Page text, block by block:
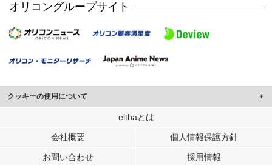
オリコングループサイト
クッキーの使用について
このサイトでは Cookie を使用して、ユーザーに合わせたコンテンツや広告の
行っています。
メディアや広告配信、データ解析の各パートナーに提供しています。
elthaとは
会社概要 個人情報保護方針
お問い合わせ 採用情報